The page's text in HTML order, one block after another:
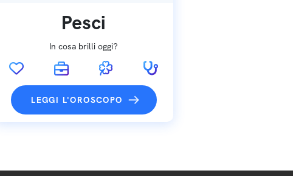
Pesci
In cosa brilli oggi?
LEGGI L'OROSCOPO